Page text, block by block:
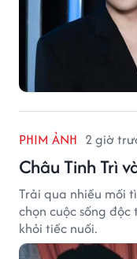
PHIM ẢNH 2 giờ
Châu Tinh Trì
Trải qua nhiều mối
chọn cuộc sống
khỏi tiếc nuối.